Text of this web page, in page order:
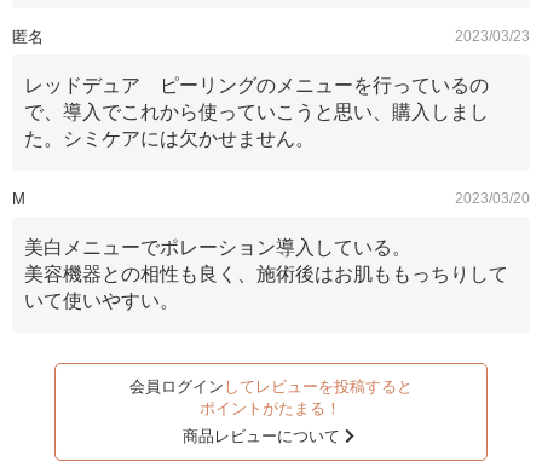
匿名 2023/03/23
レッドデュア ピーリングのメニューを行っているの
で、導入でこれから使っていこうと思い、購入しまし
た。シミケアには欠かせません。
M 2023/03/20
美白メニューでポレーション導入している。
美容機器との相性も良く、施術後はお肌ももっちりして
いて使いやすい。
会員ログイン してレビューを投稿すると
ポイントがたまる！
商品レビューについて